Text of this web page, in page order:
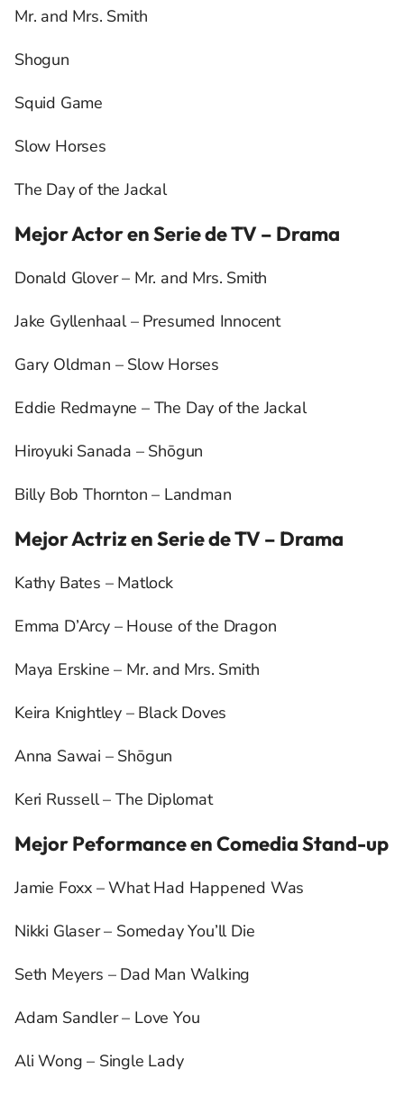
Mr. and Mrs. Smith
Shogun
Squid Game
Slow Horses
The Day of the Jackal
Mejor Actor en Serie de TV – Drama
Donald Glover – Mr. and Mrs. Smith
Jake Gyllenhaal – Presumed Innocent
Gary Oldman – Slow Horses
Eddie Redmayne – The Day of the Jackal
Hiroyuki Sanada – Shōgun
Billy Bob Thornton – Landman
Mejor Actriz en Serie de TV – Drama
Kathy Bates – Matlock
Emma D’Arcy – House of the Dragon
Maya Erskine – Mr. and Mrs. Smith
Keira Knightley – Black Doves
Anna Sawai – Shōgun
Keri Russell – The Diplomat
Mejor Peformance en Comedia Stand-up
Jamie Foxx – What Had Happened Was
Nikki Glaser – Someday You’ll Die
Seth Meyers – Dad Man Walking
Adam Sandler – Love You
Ali Wong – Single Lady